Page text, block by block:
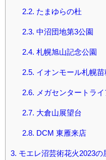
2.2. たまゆらの杜
2.3. 中沼団地第3公園
2.4. 札幌旭山記念公園
2.5. イオンモール札幌苗
2.6. メガセンタートラ
2.7. 大倉山展望台
2.8. DCM 東雁来店
3. モエレ沼芸術花火2023の